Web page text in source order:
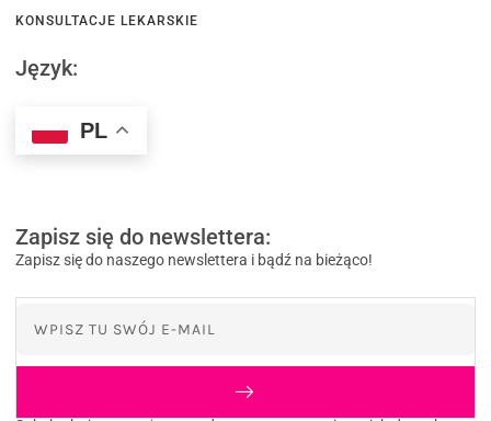
KONSULTACJE LEKARSKIE
Język:
PL
Zapisz się do newslettera:
Zapisz się do naszego newslettera i bądź na bieżąco!